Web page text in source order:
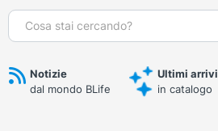
Cerca:
Notizie
dal mondo BLife
Ultimi arrivi
in catalogo